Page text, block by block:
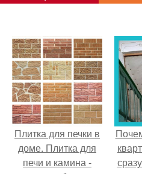
Плитка для печки в
доме. Плитка для
печи и камина -